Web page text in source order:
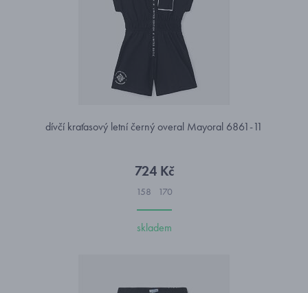
dívčí kraťasový letní černý overal Mayoral 6861-11
724 Kč
158 170
skladem